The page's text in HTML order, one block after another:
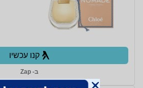
קנו עכשיו
ב- Zap